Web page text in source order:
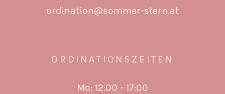
ordination@sommer-stern.at
ORDINATIONSZEITEN
Mo: 12:00 - 17:00